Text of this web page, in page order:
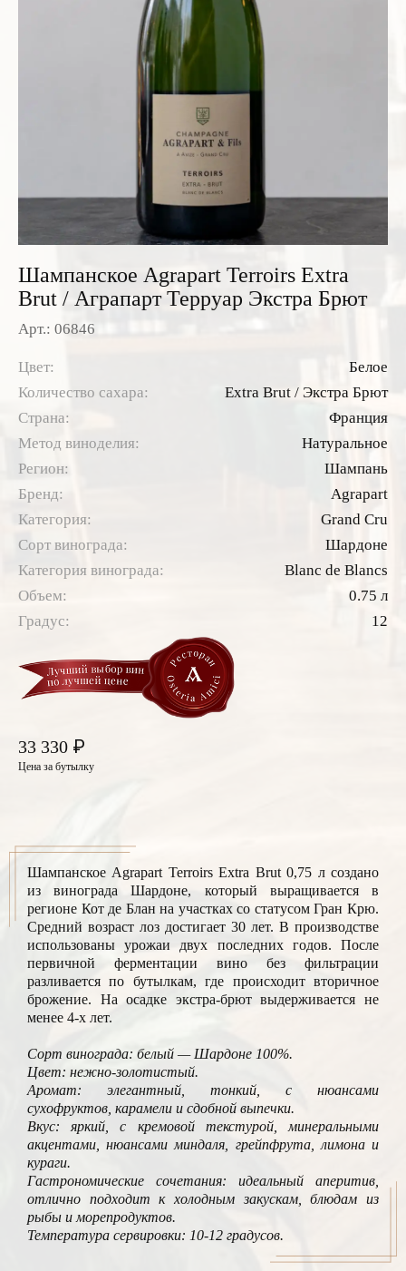
Итальянские вина
Французские вина
Испанские вина
Граппа
Шампанское Agrapart Terroirs Extra
Brut / Аграпарт Терруар Экстра Брют
Арт.: 06846
Цвет:
Белое
Количество сахара:
Extra Brut / Экстра Брют
Страна:
Франция
Метод виноделия:
Натуральное
Регион:
Шампань
Бренд:
Agrapart
Категория:
Grand Cru
Сорт винограда:
Шардоне
Категория винограда:
Blanc de Blancs
Объем:
0.75 л
Градус:
12
33 330 ₽
Цена за бутылку
Шампанское Agrapart Terroirs Extra Brut 0,75 л создано
из винограда Шардоне, который выращивается в
регионе Кот де Блан на участках со статусом Гран Крю.
Средний возраст лоз достигает 30 лет. В производстве
использованы урожаи двух последних годов. После
первичной ферментации вино без фильтрации
разливается по бутылкам, где происходит вторичное
брожение. На осадке экстра-брют выдерживается не
менее 4-х лет.
Сорт винограда: белый — Шардоне 100%.
Цвет: нежно-золотистый.
Аромат: элегантный, тонкий, с нюансами
сухофруктов, карамели и сдобной выпечки.
Вкус: яркий, с кремовой текстурой, минеральными
акцентами, нюансами миндаля, грейпфрута, лимона и
кураги.
Гастрономические сочетания: идеальный аперитив,
отлично подходит к холодным закускам, блюдам из
рыбы и морепродуктов.
Температура сервировки: 10-12 градусов.